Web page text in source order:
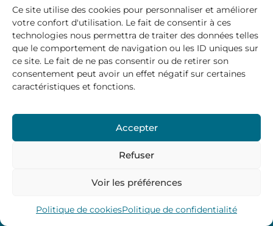
Ce site utilise des cookies pour personnaliser et améliorer
votre confort d'utilisation. Le fait de consentir à ces
technologies nous permettra de traiter des données telles
que le comportement de navigation ou les ID uniques sur
ce site. Le fait de ne pas consentir ou de retirer son
consentement peut avoir un effet négatif sur certaines
caractéristiques et fonctions.
Accepter
Refuser
Voir les préférences
Politique de cookiesPolitique de confidentialité
A propos
Site officiel de la Communauté de Communes
Marche et Combraille en Aquitaine
Horaires d’ouverture :
9:00 – 12:00 / 14:00 – 17:00
Vendredi: 9:00 – 12:00
Mentions Légales–Politique des cookies
Marche et Combraille